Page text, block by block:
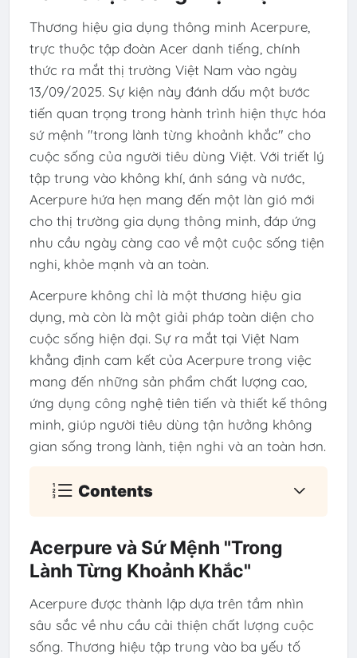
Thương hiệu gia dụng thông minh Acerpure,
trực thuộc tập đoàn Acer danh tiếng, chính
thức ra mắt thị trường Việt Nam vào ngày
13/09/2025. Sự kiện này đánh dấu một bước
tiến quan trọng trong hành trình hiện thực hóa
sứ mệnh "trong lành từng khoảnh khắc" cho
cuộc sống của người tiêu dùng Việt. Với triết lý
tập trung vào không khí, ánh sáng và nước,
Acerpure hứa hẹn mang đến một làn gió mới
cho thị trường gia dụng thông minh, đáp ứng
nhu cầu ngày càng cao về một cuộc sống tiện
nghi, khỏe mạnh và an toàn.
Acerpure không chỉ là một thương hiệu gia
dụng, mà còn là một giải pháp toàn diện cho
cuộc sống hiện đại. Sự ra mắt tại Việt Nam
khẳng định cam kết của Acerpure trong việc
mang đến những sản phẩm chất lượng cao,
ứng dụng công nghệ tiên tiến và thiết kế thông
minh, giúp người tiêu dùng tận hưởng không
gian sống trong lành, tiện nghi và an toàn hơn.
Contents
Acerpure và Sứ Mệnh "Trong
Lành Từng Khoảnh Khắc"
Acerpure được thành lập dựa trên tầm nhìn
sâu sắc về nhu cầu cải thiện chất lượng cuộc
sống. Thương hiệu tập trung vào ba yếu tố